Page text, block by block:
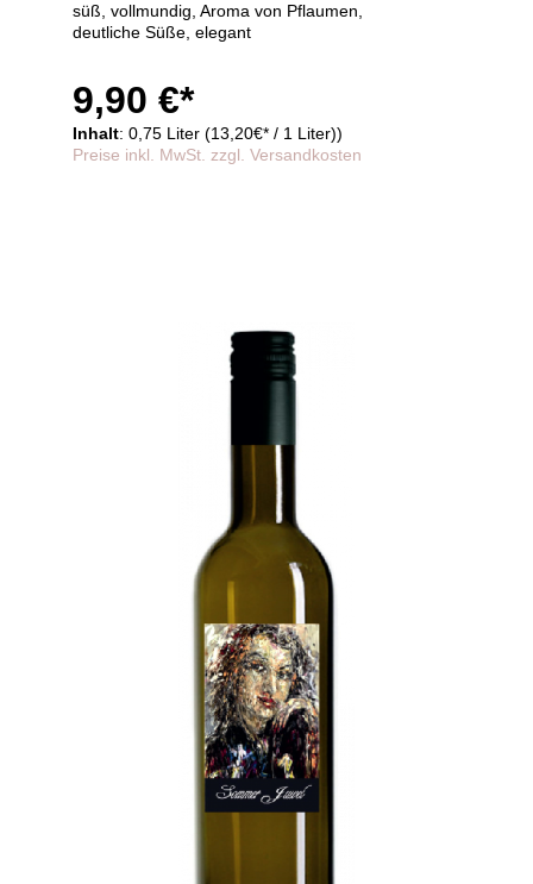
süß, vollmundig, Aroma von Pflaumen,
deutliche Süße, elegant
9,90 €*
Inhalt: 0,75 Liter (13,20€* / 1 Liter))
Preise inkl. MwSt. zzgl. Versandkosten